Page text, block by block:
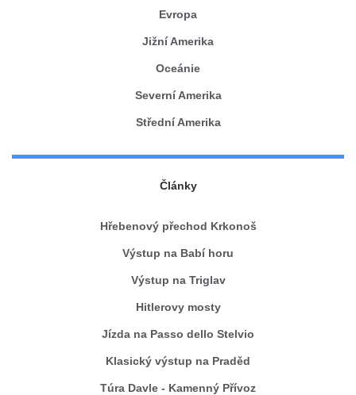
Evropa
Jižní Amerika
Oceánie
Severní Amerika
Střední Amerika
Články
Hřebenový přechod Krkonoš
Výstup na Babí horu
Výstup na Triglav
Hitlerovy mosty
Jízda na Passo dello Stelvio
Klasický výstup na Praděd
Túra Davle - Kamenný Přívoz